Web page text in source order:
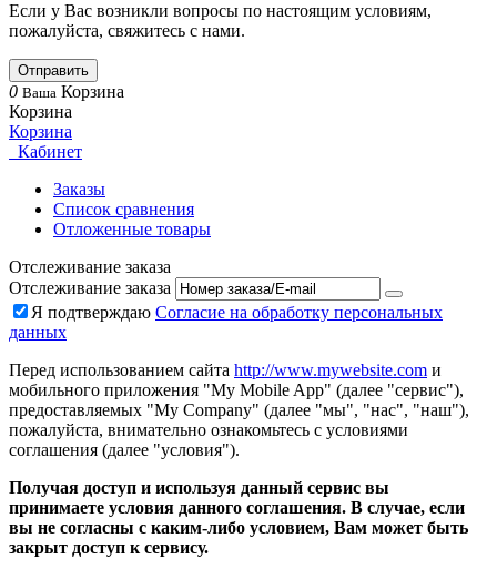
Если у Вас возникли вопросы по настоящим условиям,
пожалуйста, свяжитесь с нами.
Отправить
0 Ваша Корзина
Корзина
Корзина
Кабинет
Заказы
Список сравнения
Отложенные товары
Отслеживание заказа
Отслеживание заказа
Я подтверждаю Согласие на обработку персональных
данных
Перед использованием сайта http://www.mywebsite.com и
мобильного приложения "My Mobile App" (далее "сервис"),
предоставляемых "My Company" (далее "мы", "нас", "наш"),
пожалуйста, внимательно ознакомьтесь с условиями
соглашения (далее "условия").
Получая доступ и используя данный сервис вы
принимаете условия данного соглашения. В случае, если
вы не согласны с каким-либо условием, Вам может быть
закрыт доступ к сервису.